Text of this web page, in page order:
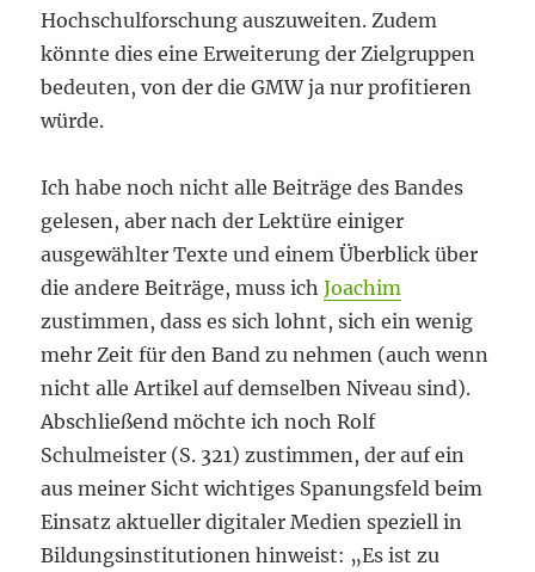
Hochschulforschung auszuweiten. Zudem
könnte dies eine Erweiterung der Zielgruppen
bedeuten, von der die GMW ja nur profitieren
würde.
Ich habe noch nicht alle Beiträge des Bandes
gelesen, aber nach der Lektüre einiger
ausgewählter Texte und einem Überblick über
die andere Beiträge, muss ichJoachim
zustimmen, dass es sich lohnt, sich ein wenig
mehr Zeit für den Band zu nehmen (auch wenn
nicht alle Artikel auf demselben Niveau sind).
Abschließend möchte ich noch Rolf
Schulmeister (S. 321) zustimmen, der auf ein
aus meiner Sicht wichtiges Spanungsfeld beim
Einsatz aktueller digitaler Medien speziell in
Bildungsinstitutionen hinweist: „Es ist zu